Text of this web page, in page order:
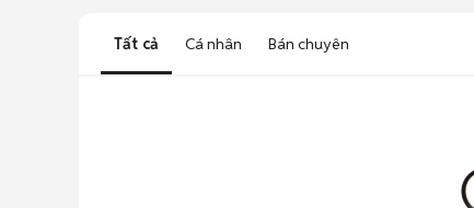
Tất cả Cá nhân Bán chuyên